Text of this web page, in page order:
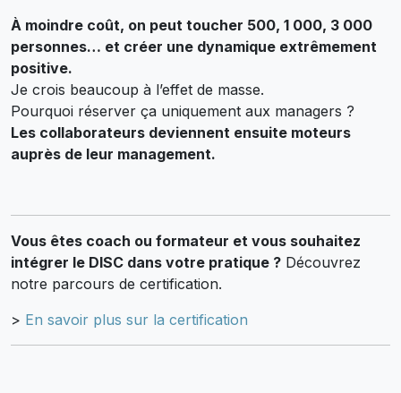
À moindre coût, on peut toucher 500, 1 000, 3 000
personnes… et créer une dynamique extrêmement
positive.
Je crois beaucoup à l’effet de masse.
Pourquoi réserver ça uniquement aux managers ?
Les collaborateurs deviennent ensuite moteurs
auprès de leur management.
Vous êtes coach ou formateur et vous souhaitez
intégrer le DISC dans votre pratique ? Découvrez
notre parcours de certification.
> En savoir plus sur la certification